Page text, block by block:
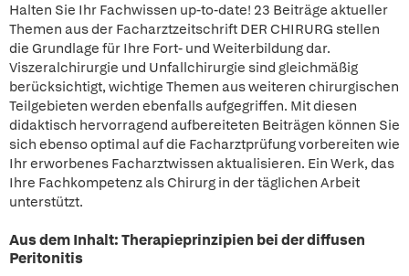
Halten Sie Ihr Fachwissen up-to-date! 23 Beiträge aktueller
Themen aus der Facharztzeitschrift DER CHIRURG stellen
die Grundlage für Ihre Fort- und Weiterbildung dar.
Viszeralchirurgie und Unfallchirurgie sind gleichmäßig
berücksichtigt, wichtige Themen aus weiteren chirurgischen
Teilgebieten werden ebenfalls aufgegriffen. Mit diesen
didaktisch hervorragend aufbereiteten Beiträgen können Sie
sich ebenso optimal auf die Facharztprüfung vorbereiten wie
Ihr erworbenes Facharztwissen aktualisieren. Ein Werk, das
Ihre Fachkompetenz als Chirurg in der täglichen Arbeit
unterstützt.
Aus dem Inhalt: Therapieprinzipien bei der diffusen
Peritonitis